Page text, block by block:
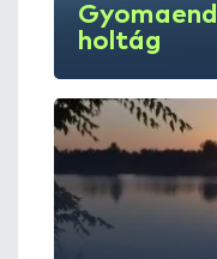
holtág